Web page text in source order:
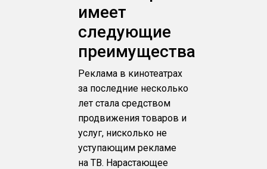
имеет
следующие
преимущества
Реклама в кинотеатрах
за последние несколько
лет стала средством
продвижения товаров и
услуг, нисколько не
уступающим рекламе
на ТВ. Нарастающее